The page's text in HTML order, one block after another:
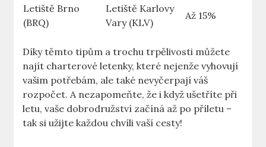
Letiště Brno
(BRQ)
Letiště Karlovy
Vary (KLV)
Až 15%
Díky těmto tipům a trochu trpělivosti můžete
najít charterové letenky, které nejenže vyhovují
vašim potřebám, ale také nevyčerpají váš
rozpočet. A nezapomeňte, že i když ušetříte při
letu, vaše dobrodružství začíná až po příletu –
tak si užijte každou chvíli vaší cesty!